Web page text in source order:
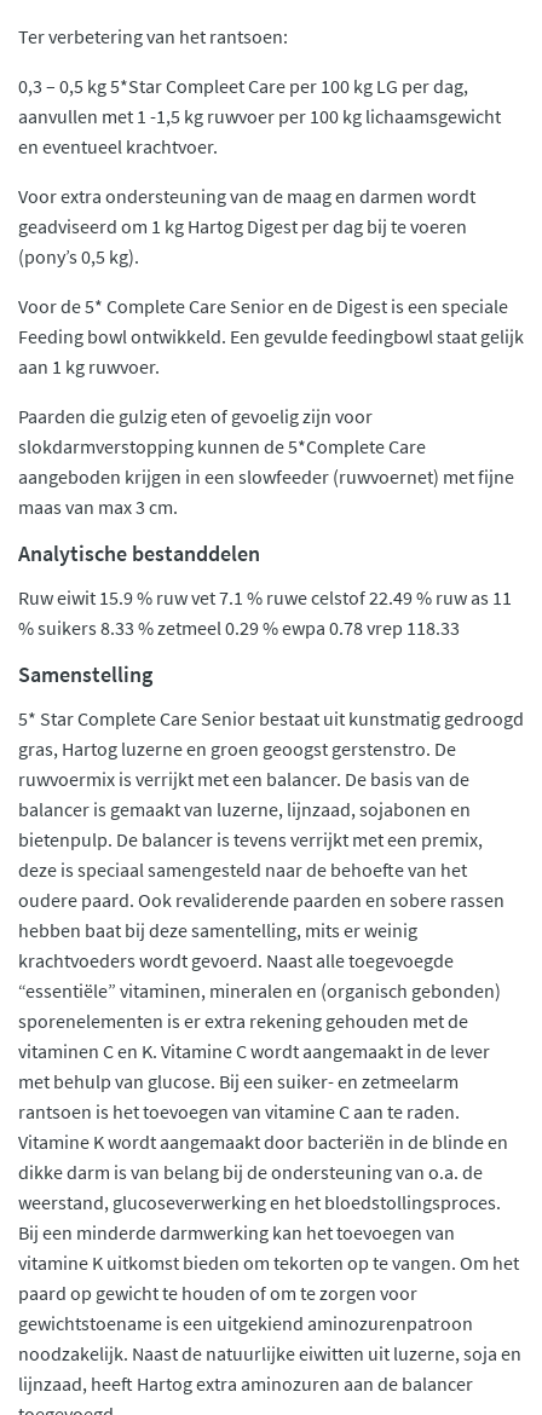
Ter verbetering van het rantsoen:
0,3 – 0,5 kg 5*Star Compleet Care per 100 kg LG per dag,
aanvullen met 1 -1,5 kg ruwvoer per 100 kg lichaamsgewicht
en eventueel krachtvoer.
Voor extra ondersteuning van de maag en darmen wordt
geadviseerd om 1 kg Hartog Digest per dag bij te voeren
(pony’s 0,5 kg).
Voor de 5* Complete Care Senior en de Digest is een speciale
Feeding bowl ontwikkeld. Een gevulde feedingbowl staat gelijk
aan 1 kg ruwvoer.
Paarden die gulzig eten of gevoelig zijn voor
slokdarmverstopping kunnen de 5*Complete Care
aangeboden krijgen in een slowfeeder (ruwvoernet) met fijne
maas van max 3 cm.
Analytische bestanddelen
Ruw eiwit 15.9 % ruw vet 7.1 % ruwe celstof 22.49 % ruw as 11
% suikers 8.33 % zetmeel 0.29 % ewpa 0.78 vrep 118.33
Samenstelling
5* Star Complete Care Senior bestaat uit kunstmatig gedroogd
gras, Hartog luzerne en groen geoogst gerstenstro. De
ruwvoermix is verrijkt met een balancer. De basis van de
balancer is gemaakt van luzerne, lijnzaad, sojabonen en
bietenpulp. De balancer is tevens verrijkt met een premix,
deze is speciaal samengesteld naar de behoefte van het
oudere paard. Ook revaliderende paarden en sobere rassen
hebben baat bij deze samentelling, mits er weinig
krachtvoeders wordt gevoerd. Naast alle toegevoegde
“essentiële” vitaminen, mineralen en (organisch gebonden)
sporenelementen is er extra rekening gehouden met de
vitaminen C en K. Vitamine C wordt aangemaakt in de lever
met behulp van glucose. Bij een suiker- en zetmeelarm
rantsoen is het toevoegen van vitamine C aan te raden.
Vitamine K wordt aangemaakt door bacteriën in de blinde en
dikke darm is van belang bij de ondersteuning van o.a. de
weerstand, glucoseverwerking en het bloedstollingsproces.
Bij een minderde darmwerking kan het toevoegen van
vitamine K uitkomst bieden om tekorten op te vangen. Om het
paard op gewicht te houden of om te zorgen voor
gewichtstoename is een uitgekiend aminozurenpatroon
noodzakelijk. Naast de natuurlijke eiwitten uit luzerne, soja en
lijnzaad, heeft Hartog extra aminozuren aan de balancer